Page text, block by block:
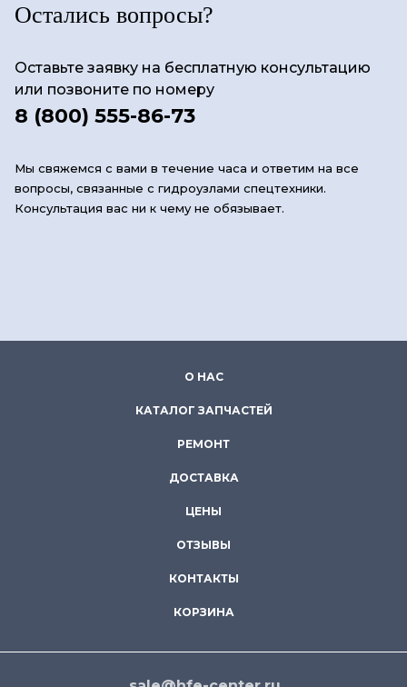
Остались вопросы?
Оставьте заявку на бесплатную консультацию
или позвоните по номеру
8 (800) 555-86-73
Мы свяжемся с вами в течение часа и ответим на все
вопросы, связанные с гидроузлами спецтехники.
Консультация вас ни к чему не обязывает.
О НАС
КАТАЛОГ ЗАПЧАСТЕЙ
РЕМОНТ
ДОСТАВКА
ЦЕНЫ
ОТЗЫВЫ
КОНТАКТЫ
КОРЗИНА